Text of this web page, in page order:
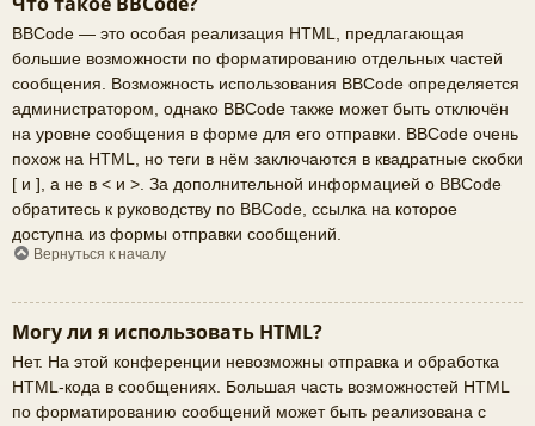
BBCode — это особая реализация HTML, предлагающая
большие возможности по форматированию отдельных частей
сообщения. Возможность использования BBCode определяется
администратором, однако BBCode также может быть отключён
на уровне сообщения в форме для его отправки. BBCode очень
похож на HTML, но теги в нём заключаются в квадратные скобки
[ и ], а не в < и >. За дополнительной информацией о BBCode
обратитесь к руководству по BBCode, ссылка на которое
доступна из формы отправки сообщений.
Вернуться к началу
Могу ли я использовать HTML?
Нет. На этой конференции невозможны отправка и обработка
HTML-кода в сообщениях. Большая часть возможностей HTML
по форматированию сообщений может быть реализована с